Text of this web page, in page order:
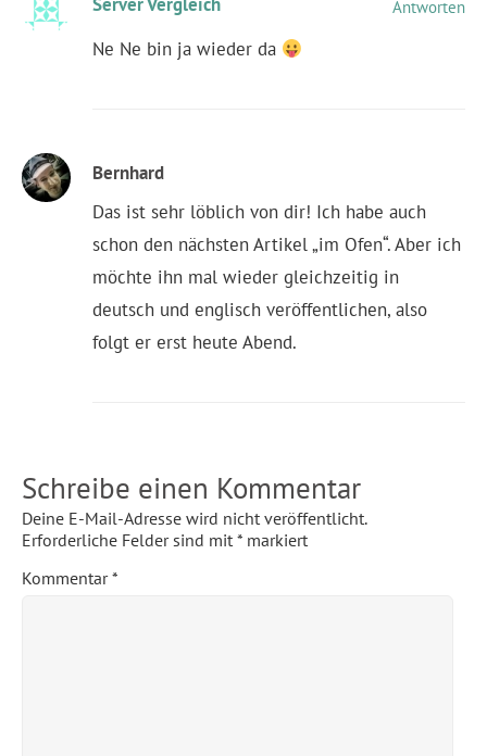
Antworten
Ne Ne bin ja wieder da
Bernhard
Das ist sehr löblich von dir! Ich habe auch
schon den nächsten Artikel „im Ofen“. Aber ich
möchte ihn mal wieder gleichzeitig in
deutsch und englisch veröffentlichen, also
folgt er erst heute Abend.
Schreibe einen Kommentar
Deine E-Mail-Adresse wird nicht veröffentlicht.
Erforderliche Felder sind mit * markiert
Kommentar*